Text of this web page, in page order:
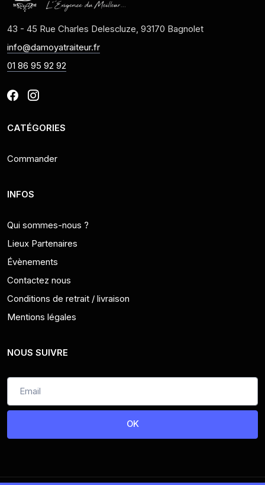
43 - 45 Rue Charles Delescluze, 93170 Bagnolet
info@damoyatraiteur.fr
01 86 95 92 92
CATÉGORIES
Commander
INFOS
Qui sommes-nous ?
Lieux Partenaires
Évènements
Contactez nous
Conditions de retrait / livraison
Mentions légales
NOUS SUIVRE
OK